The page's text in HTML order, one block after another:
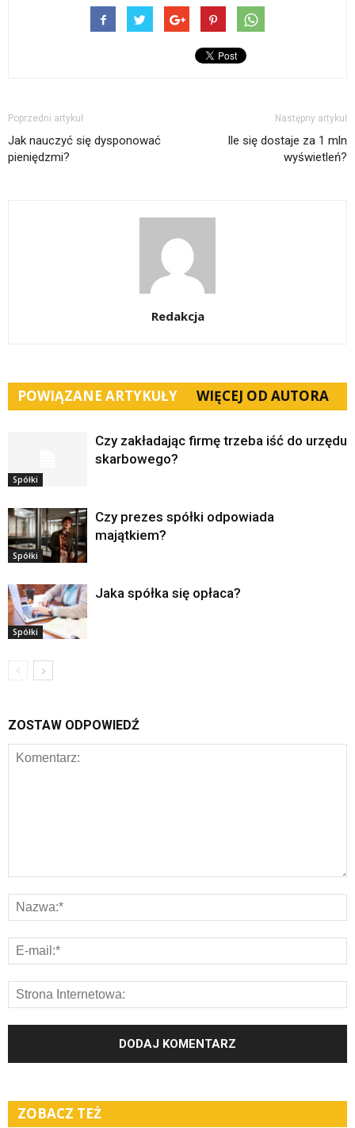
Poprzedni artykuł
Jak nauczyć się dysponować
pieniędzmi?
Następny artykuł
Ile się dostaje za 1 mln
wyświetleń?
Redakcja
POWIĄZANE ARTYKUŁY WIĘCEJ OD AUTORA
Spółki
Czy zakładając firmę trzeba iść do urzędu
skarbowego?
Spółki
Czy prezes spółki odpowiada
majątkiem?
Spółki
Jaka spółka się opłaca?
ZOSTAW ODPOWIEDŹ
ZOBACZ TEŻ